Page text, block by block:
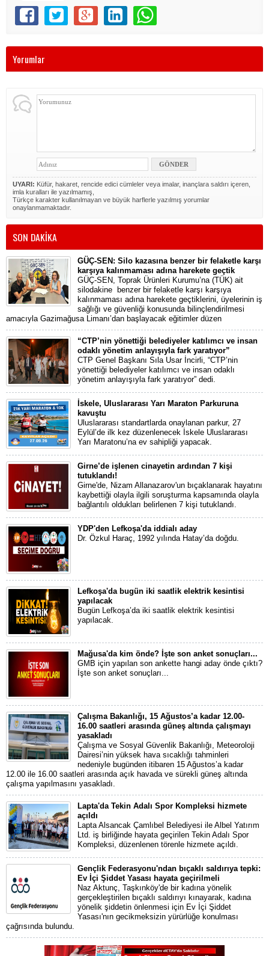
Yorumlar
UYARI: Küfür, hakaret, rencide edici cümleler veya imalar, inançlara saldırı içeren,
imla kuralları ile yazılmamış,
Türkçe karakter kullanılmayan ve büyük harflerle yazılmış yorumlar
onaylanmamaktadır.
SON DAKİKA
GÜÇ-SEN: Silo kazasına benzer bir felaketle karşı
karşıya kalınmaması adına harekete geçtik
GÜÇ-SEN, Toprak Ürünleri Kurumu’na (TÜK) ait
silodakine benzer bir felaketle karşı karşıya
kalınmaması adına harekete geçtiklerini, üyelerinin iş
sağlığı ve güvenliği konusunda bilinçlendirilmesi
amacıyla Gazimağusa Limanı’dan başlayacak eğitimler düzen
“CTP’nin yönettiği belediyeler katılımcı ve insan
odaklı yönetim anlayışıyla fark yaratıyor”
CTP Genel Başkanı Sıla Usar İncirli, “CTP’nin
yönettiği belediyeler katılımcı ve insan odaklı
yönetim anlayışıyla fark yaratıyor” dedi.
İskele, Uluslararası Yarı Maraton Parkuruna
kavuştu
Uluslararası standartlarda onaylanan parkur, 27
Eylül’de ilk kez düzenlenecek İskele Uluslararası
Yarı Maratonu’na ev sahipliği yapacak.
Girne’de işlenen cinayetin ardından 7 kişi
tutuklandı!
Girne'de, Nizam Allanazarov'un bıçaklanarak hayatını
kaybettiği olayla ilgili soruşturma kapsamında olayla
bağlantılı oldukları belirlenen 7 kişi tutuklandı.
YDP'den Lefkoşa'da iddialı aday
Dr. Özkul Haraç, 1992 yılında Hatay’da doğdu.
Lefkoşa'da bugün iki saatlik elektrik kesintisi
yapılacak
Bugün Lefkoşa’da iki saatlik elektrik kesintisi
yapılacak.
Mağusa'da kim önde? İşte son anket sonuçları...
GMB için yapılan son ankette hangi aday önde çıktı?
İşte son anket sonuçları...
Çalışma Bakanlığı, 15 Ağustos’a kadar 12.00-
16.00 saatleri arasında güneş altında çalışmayı
yasakladı
Çalışma ve Sosyal Güvenlik Bakanlığı, Meteoroloji
Dairesi’nin yüksek hava sıcaklığı tahminleri
nedeniyle bugünden itibaren 15 Ağustos’a kadar
12.00 ile 16.00 saatleri arasında açık havada ve sürekli güneş altında
çalışma yapılmasını yasakladı.
Lapta'da Tekin Adalı Spor Kompleksi hizmete
açıldı
Lapta Alsancak Çamlıbel Belediyesi ile Albel Yatırım
Ltd. iş birliğinde hayata geçirilen Tekin Adalı Spor
Kompleksi, düzenlenen törenle hizmete açıldı.
Gençlik Federasyonu'ndan bıçaklı saldırıya tepki:
Ev İçi Şiddet Yasası hayata geçirilmeli
Naz Aktunç, Taşkınköy'de bir kadına yönelik
gerçekleştirilen bıçaklı saldırıyı kınayarak, kadına
yönelik şiddetin önlenmesi için Ev İçi Şiddet
Yasası'nın gecikmeksizin yürürlüğe konulması
çağrısında bulundu.